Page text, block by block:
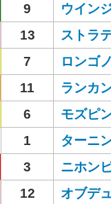
9 ウイン
13 ストラ
7 ロン
11 ラン
6 モズ
1 ターニ
3 ニホン
12 オブ